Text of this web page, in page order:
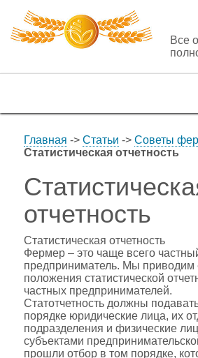
Все
Главная -> Статьи -> Советы
Статистическая отчетность
отчетность
Статистическая отчетность
Фермер – это чаще всего
предприниматель. Мы приводим
положения статистической
частных предпринимателей.
Статотчетность должны
порядке юридические лица, их
подразделения и физические
субъектами
прошли отбор в том порядке,